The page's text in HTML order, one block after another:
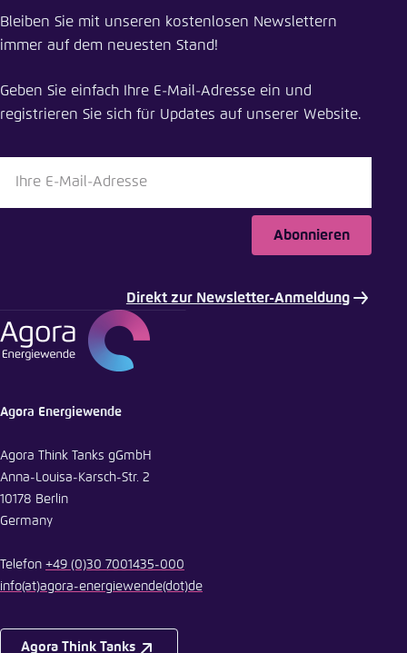
Bericht zum niederländischen Energiesektor
LinkedIn
Bluesky
In die Zwischenablage kopieren
Bleiben Sie mit unseren kostenlosen Newslettern
immer auf dem neuesten Stand!
Geben Sie einfach Ihre E-Mail-Adresse ein und
registrieren Sie sich für Updates auf unserer Website.
Abonnieren
Direkt zur Newsletter-Anmeldung
Agora Energiewende
Agora Think Tanks gGmbH
Anna-Louisa-Karsch-Str. 2
10178 Berlin
Germany
Telefon +49 (0)30 7001435-000
info(at)agora-energiewende(dot)de
Agora Think Tanks